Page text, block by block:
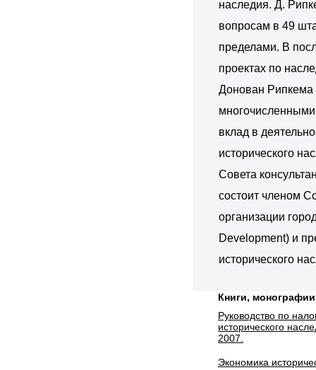
наследия. Д.
вопросам в 49
пределами. В
проектах по
Донован Рипкема
вклад в
исторического
Совета
состоит членом
организации
Development) и
исторического
Книги,
Руководство по
исторического
2007.
Экономика